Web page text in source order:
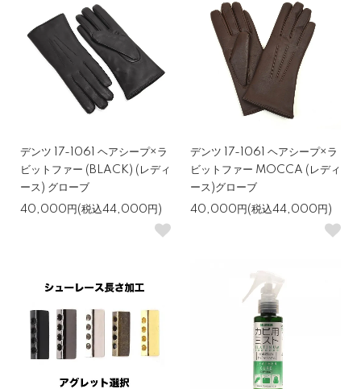
デンツ 17-1061 ヘアシープ×ラ
ビットファー (BLACK) (レディ
ース) グローブ
40,000円(税込44,000円)
デンツ 17-1061 ヘアシープ×ラ
ビットファー MOCCA (レディ
ース)グローブ
40,000円(税込44,000円)